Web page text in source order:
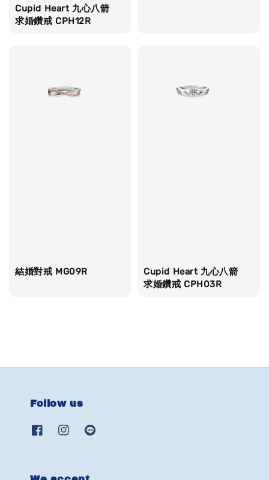
Cupid Heart 九心八箭
求婚鑽戒 CPH12R
結婚對戒 MG09R
Cupid Heart 九心八箭
求婚鑽戒 CPH03R
Follow us